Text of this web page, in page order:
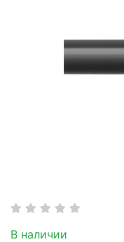
В наличии